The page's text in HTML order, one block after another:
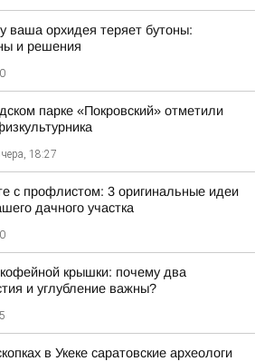
ваша орхидея теряет бутоны:
и решения
парке «Покровский» отметили
18:27
с профлистом: 3 оригинальные идеи
дачного участка
крышки: почему два
и углубление важны?
в Укеке саратовские археологи